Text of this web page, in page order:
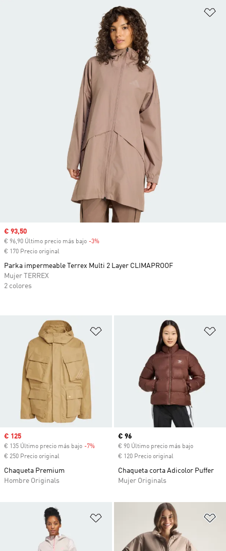
Añadir a la lista de deseos
Precio de venta
€ 125
€ 135 Último precio más bajo -7% Descuento
€ 250 Precio original
Chaqueta Premium
Hombre Originals
Precio actual
€ 96
€ 90 Último precio más bajo
€ 120 Precio original
Chaqueta corta Adicolor Puffer
Mujer Originals
Añadir a la lista de deseos
Precio de venta
€ 93,50
€ 96,90 Último precio más bajo -3%
€ 170 Precio original
Parka impermeable Terrex Multi 2 Layer CLIMAPROOF
Mujer TERREX
2 colores